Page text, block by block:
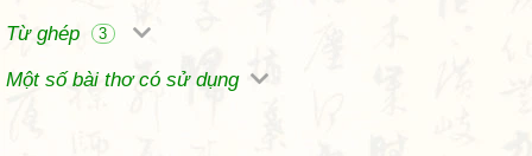
Từ ghép 3
Một số bài thơ có sử dụng